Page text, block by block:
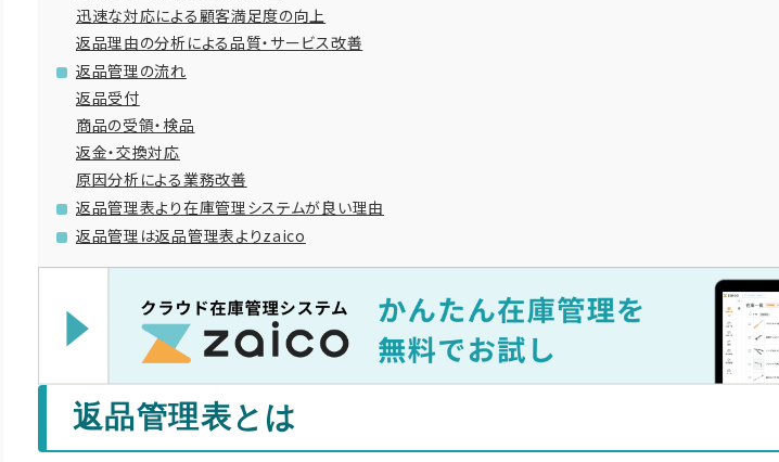
迅速な対応による顧客満足度の向上
返品理由の分析による品質・サービス改善
返品管理の流れ
返品受付
商品の受領・検品
返金・交換対応
原因分析による業務改善
返品管理表より在庫管理システムが良い理由
返品管理は返品管理表よりzaico
返品管理表とは